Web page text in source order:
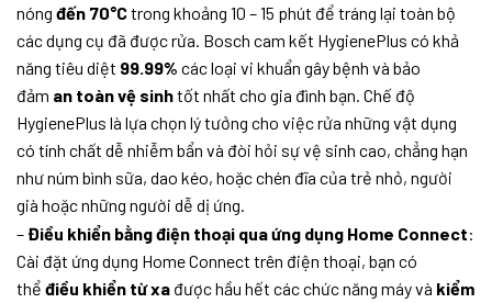
nóng đến 70°Ctrong khoảng 10 – 15 phút để tráng lại toàn bộ
các dụng cụ đã được rửa. Bosch cam kết HygienePlus có khả
năng tiêu diệt 99.99% các loại vi khuẩn gây bệnh và bảo
đảm an toàn vệ sinhtốt nhất cho gia đình bạn. Chế độ
HygienePlus là lựa chọn lý tưởng cho việc rửa những vật dụng
có tính chất dễ nhiễm bẩn và đòi hỏi sự vệ sinh cao, chẳng hạn
như núm bình sữa, dao kéo, hoặc chén đĩa của trẻ nhỏ, người
già hoặc những người dễ dị ứng.
– Điều khiển bằng điện thoại qua ứng dụng Home Connect:
Cài đặt ứng dụng Home Connect trên điện thoại, bạn có
thể điều khiển từ xa được hầu hết các chức năng máy và kiểm